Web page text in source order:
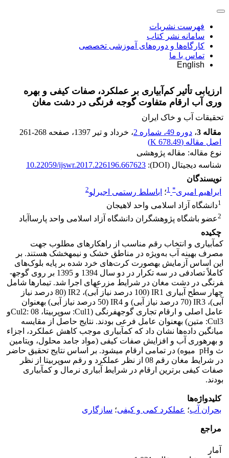
فهرست نشریات
سامانه نشر کتاب
کارگاه‌ها و دوره‌های آموزشی تخصصی
تماس با ما
English
ارزیابی تأثیر کم‌آبیاری بر عملکرد، صفات کیفی و بهره
وری آب ارقام متفاوت گوجه فرنگی در دشت مغان
تحقیقات آب و خاک ایران
مقاله 3
، دوره 49، شماره 2 ، خرداد و تیر 1397 ، صفحه 261-268
اصل مقاله (678.49 K
)
نوع مقاله: مقاله پژوهشی
شناسه دیجیتال (DOI):
10.22059/ijswr.2017.226196.667623
نویسندگان
ابراهیم امیری*
1؛ اباسلط رستمی اجیرلو2
1دانشگاه آزاد اسلامی واحد لاهیجان
2عضو باشگاه پژوهشگران دانشگاه آزاد اسلامی واحد پارسا‌آباد
چکیده
کم­آبیاری و انتخاب رقم مناسب از راهکارهای مطلوب جهت
مصرف بهینه آب به‌ویژه در مناطق خشک و نیمه­خشک هستند. بر
این ­اساس آزمایش به­صورت کرت‌های خرد شده بر پایه بلوک‌های
کاملاً تصادفی در سه تکرار در دو سال 1394 و 1395 بر روی گوجه­
فرنگی در دشت مغان در شرایط مزرعه­ای اجرا شد. تیمارها شامل
چهار سطح آبیاری IR1 (100 درصد نیاز آبی)، IR2 (80 درصد نیاز
آبی)، IR3 (70 درصد نیاز ­آبی) و IR4 (50 درصد نیاز ­آبی) به­عنوان
عامل اصلی و ارقام تجاری گوجه­فرنگی (Cul1: سوپربیتا، Cul2: 08و
Cul3: متین) به­عنوان عامل‌ فرعی بودند. نتایج حاصل از مقایسه
میانگین داده‌ها نشان داد که کم­آبیاری موجب کاهش عملکرد، اجزاء
و بهره­وری آب و افزایش صفات کیفی (مواد جامد محلول، ویتامین
ث وpH میوه) در تمامی ارقام می­شود. بر ­اساس نتایج تحقیق حاضر
در شرایط مغان رقم 08 از نظر عملکرد و رقم سوپربیتا از نظر
صفات کیفی برترین ارقام در شرایط آبیاری نرمال و کم­آبیاری
بودند.
کلیدواژه‌ها
بحران آب؛ عملکرد کمی و کیفی؛ سازگاری
مراجع
آمار